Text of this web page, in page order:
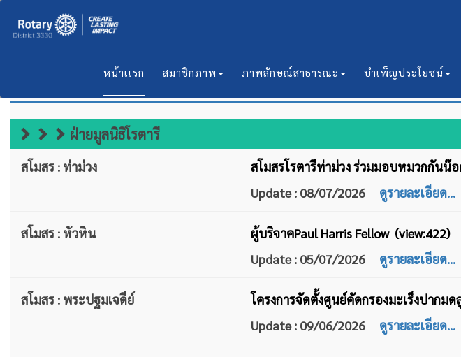
หน้าเเรก สมาชิกภาพ ภาพลักษณ์สาธารณะ บำเพ็ญประโยชน์
ข่าวบริการ 5 ฝ่าย
ฝ่ายมูลนิธิโรตารี
สโมสร : ท่าม่วง
สโมสรโรตารีท่าม่วง ร่วมมอบหมวกกันน๊
Update : 08/07/2026 ดูรายละเอียด...
สโมสร : หัวหิน
ผู้บริจาคPaul Harris Fellow (view:422)
Update : 05/07/2026 ดูรายละเอียด...
สโมสร : พระปฐมเจดีย์
โครงการจัดตั้งศูนย์คัดกรองมะเร็งปากมด
Update : 09/06/2026 ดูรายละเอียด...